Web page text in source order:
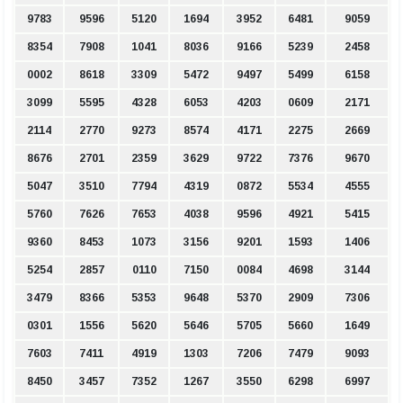
9783 9596 5120 1694 3952 6481 9059
8354 7908 1041 8036 9166 5239 2458
0002 8618 3309 5472 9497 5499 6158
3099 5595 4328 6053 4203 0609 2171
2114 2770 9273 8574 4171 2275 2669
8676 2701 2359 3629 9722 7376 9670
5047 3510 7794 4319 0872 5534 4555
5760 7626 7653 4038 9596 4921 5415
9360 8453 1073 3156 9201 1593 1406
5254 2857 0110 7150 0084 4698 3144
3479 8366 5353 9648 5370 2909 7306
0301 1556 5620 5646 5705 5660 1649
7603 7411 4919 1303 7206 7479 9093
8450 3457 7352 1267 3550 6298 6997